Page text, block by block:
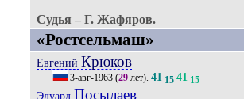
Судья – Г. Жафяров.
«Ростсельмаш»
Евгений Крюков
3-авг-1963(29лет). 41 15 41 15
Эдуард Посылаев